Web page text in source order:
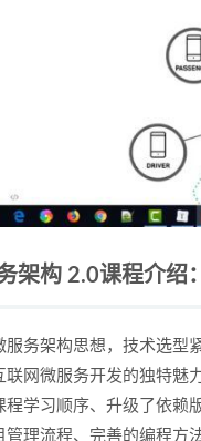
架构 2.0课程介绍
服务架构思想，技术选型
联网微服务开发的独特魅
程学习顺序、升级了依赖
管理流程、完善的编程方